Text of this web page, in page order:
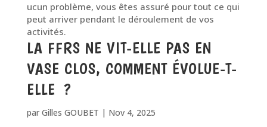
ucun problème, vous êtes assuré pour tout ce qui
peut arriver pendant le déroulement de vos
activités.
LA FFRS NE VIT-ELLE PAS EN
VASE CLOS, COMMENT ÉVOLUE-T-
ELLE ?
par Gilles GOUBET | Nov 4, 2025